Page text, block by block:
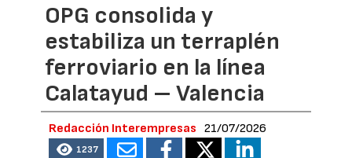
OPG consolida y
estabiliza un terraplén
ferroviario en la línea
Calatayud – Valencia
Redacción Interempresas 21/07/2026
1237